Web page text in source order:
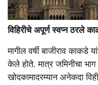
विहिरीचे अपूर्ण स्वप्न ठरले
मागील वर्षी बाजीराव काकडे
केले होते. मात्र जमिनीचा
खोदकामादरम्यान अनेकदा